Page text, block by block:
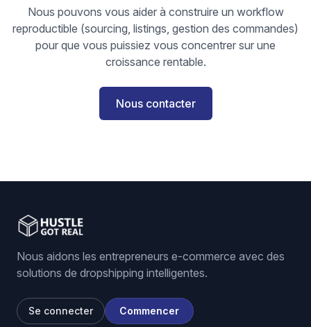
Nous pouvons vous aider à construire un workflow
reproductible (sourcing, listings, gestion des commandes)
pour que vous puissiez vous concentrer sur une
croissance rentable.
Nous contacter
Nous aidons les entrepreneurs e-commerce avec des
solutions de dropshipping intelligentes.
Se connecter Commencer